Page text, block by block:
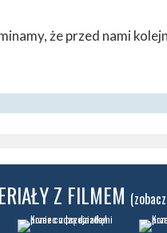
że przed nami
Z FILMEM